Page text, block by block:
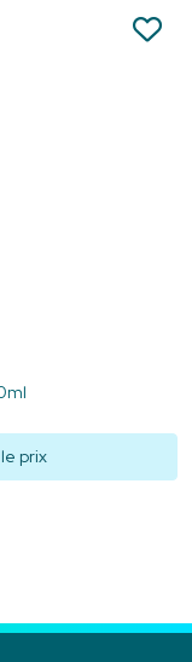
prix